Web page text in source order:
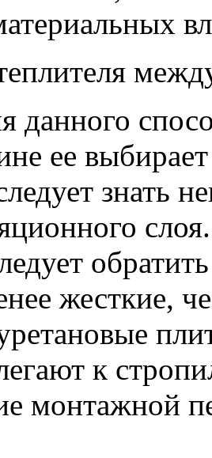
данного
ее
знать
жесткие,
к
монтажной